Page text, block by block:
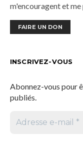
m'encouragent et
FAIRE UN DON
INSCRIVEZ-VOUS
Abonnez-vous pour
publiés.